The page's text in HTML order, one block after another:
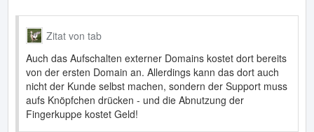
Zitat von tab
Auch das Aufschalten externer Domains kostet dort bereits
von der ersten Domain an. Allerdings kann das dort auch
nicht der Kunde selbst machen, sondern der Support muss
aufs Knöpfchen drücken - und die Abnutzung der
Fingerkuppe kostet Geld!